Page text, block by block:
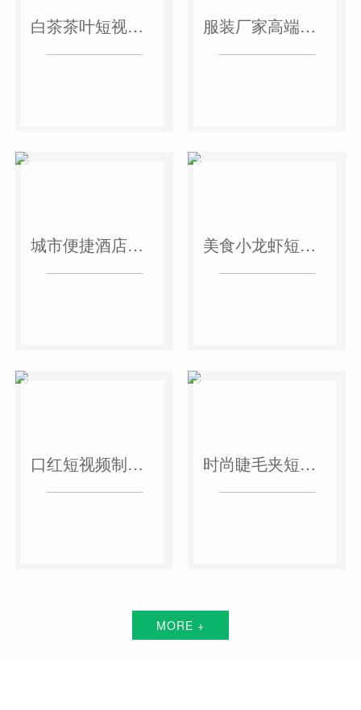
白茶茶叶短视频作品 服装厂家高端短视频作品
城市便捷酒店短视频案例 美食小龙虾短视频案例
口红短视频制作案例 时尚睫毛夹短视频案例
MORE +